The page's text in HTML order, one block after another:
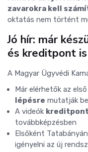
zavarokra kell
oktatás nem történt
Jó hír: már
és kreditpont
A Magyar Ügyvédi
Már elérhetők az első
lépésre mutatják
A videók
továbbképzésben
Elsőként
igényelni az új